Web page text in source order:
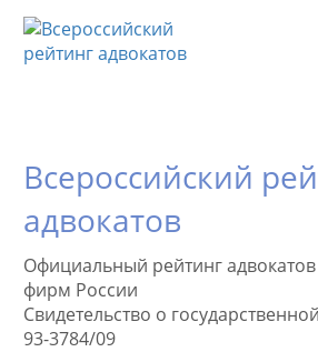
Всероссийский
адвокатов
Официальный рейтинг
фирм России
Свидетельство о
93-3784/09